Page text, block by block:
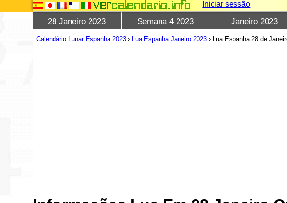
Iniciar sessão
28 Janeiro 2023 Semana 4 2023 Janeiro 2023
Calendário Lunar Espanha 2023 › Lua Espanha Janeiro 2023 › Lua Espanha 28 de